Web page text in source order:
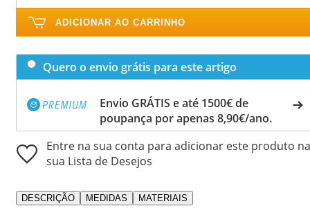
ADICIONAR AO CARRINHO
Quero o envio grátis para este artigo
Envio GRÁTIS e até 1500€ de
poupança por apenas 8,90€/ano.
Entre na sua conta para adicionar este produto na
sua Lista de Desejos
DESCRIÇÃO MEDIDAS MATERIAIS